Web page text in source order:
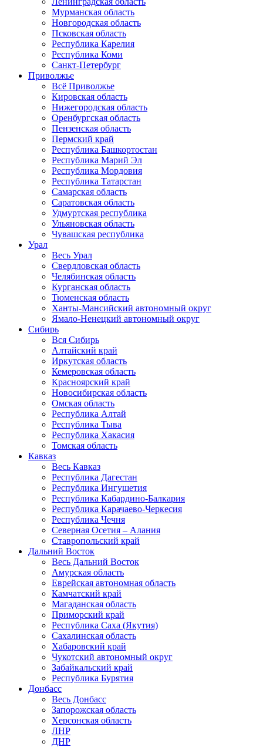
Мурманская область
Новгородская область
Псковская область
Республика Карелия
Республика Коми
Санкт-Петербург
Приволжье
Всё Приволжье
Кировская область
Нижегородская область
Оренбургская область
Пензенская область
Пермский край
Республика Башкортостан
Республика Марий Эл
Республика Мордовия
Республика Татарстан
Самарская область
Саратовская область
Удмуртская республика
Ульяновская область
Чувашская республика
Урал
Весь Урал
Свердловская область
Челябинская область
Курганская область
Тюменская область
Ханты-Мансийский автономный округ
Ямало-Ненецкий автономный округ
Сибирь
Вся Сибирь
Алтайский край
Иркутская область
Кемеровская область
Красноярский край
Новосибирская область
Омская область
Республика Алтай
Республика Тыва
Республика Хакасия
Томская область
Кавказ
Весь Кавказ
Республика Дагестан
Республика Ингушетия
Республика Кабардино-Балкария
Республика Карачаево-Черкесия
Республика Чечня
Северная Осетия – Алания
Ставропольский край
Дальний Восток
Весь Дальний Восток
Амурская область
Еврейская автономная область
Камчатский край
Магаданская область
Приморский край
Республика Саха (Якутия)
Сахалинская область
Хабаровский край
Чукотский автономный округ
Забайкальский край
Республика Бурятия
Донбасс
Весь Донбасс
Запорожская область
Херсонская область
ЛНР
ДНР